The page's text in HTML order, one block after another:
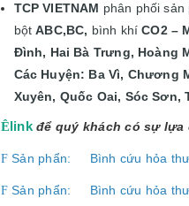
TCP VIETNAM phân phối sản
bộtABC,BC, bình khíCO2 –
Đình, Hai Bà Trưng, Hoàng
Các Huyện: Ba Vì, Chương
Xuyên, Quốc Oai, Sóc
Êlink để quý khách có sự
FSản phẩn: Bình cứu hỏa
FSản phẩn: Bình cứu hỏa